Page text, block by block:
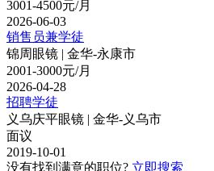
3001-4500元/月
2026-06-03
销售员兼学徒
锦周眼镜 | 金华-永康市
2001-3000元/月
2026-04-28
招聘学徒
义乌庆平眼镜 | 金华-义乌市
面议
2019-10-01
没有找到满意的职位? 立即搜索